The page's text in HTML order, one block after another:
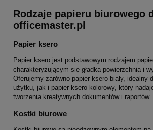
Rodzaje papieru biurowego
officemaster.pl
Papier ksero
Papier ksero jest podstawowym rodzajem
charakteryzującym się gładką powierzchnią i
Oferujemy zarówno papier ksero biały, idealny
użytku, jak i papier ksero kolorowy, który
tworzenia kreatywnych dokumentów i raportów.
Kostki biurowe